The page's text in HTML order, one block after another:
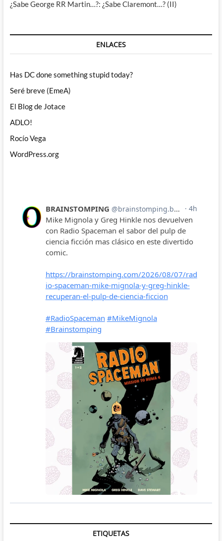
¿Sabe George RR Martin…?: ¿Sabe Claremont…? (II)
ENLACES
Has DC done something stupid today?
Seré breve (EmeA)
El Blog de Jotace
ADLO!
Rocío Vega
WordPress.org
ETIQUETAS